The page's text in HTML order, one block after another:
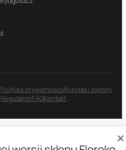
Polityka prywatnościWysyłka i zwroty
RegulaminFAQKontakt
×